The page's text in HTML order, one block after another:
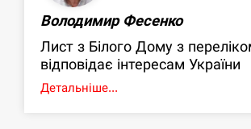
Володимир Фесенко
Лист з Білого Дому з
відповідає інтересам України
Детальніше...